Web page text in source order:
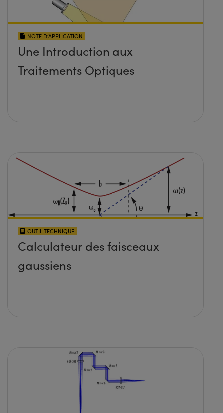
NOTE D’APPLICATION
Une Introduction aux
Traitements Optiques
OUTIL TECHNIQUE
Calculateur des faisceaux
gaussiens